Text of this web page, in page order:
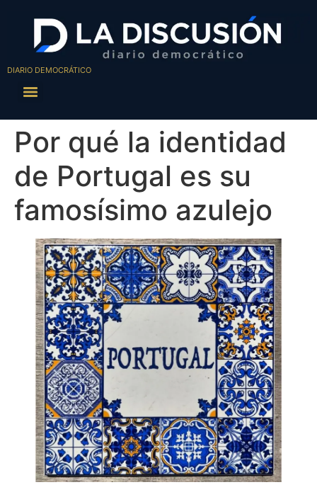
DIARIO DEMOCRÁTICO
Por qué la identidad
de Portugal es su
famosísimo azulejo